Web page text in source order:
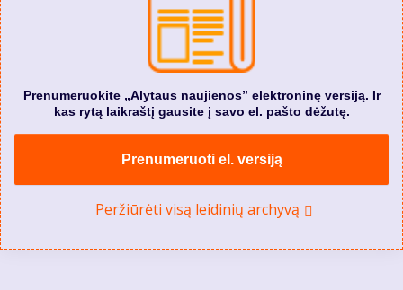
Prenumeruokite „Alytaus naujienos” elektroninę versiją. Ir
kas rytą laikraštį gausite į savo el. pašto dėžutę.
Prenumeruoti el. versiją
Peržiūrėti visą leidinių archyvą